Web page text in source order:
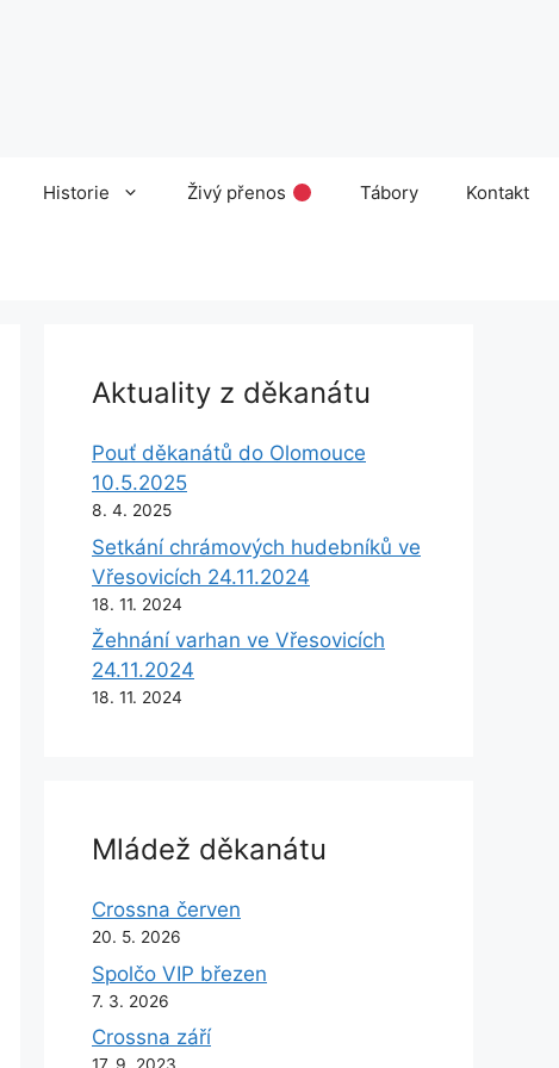
Historie Živý přenos Tábory Kontakt
Aktuality z děkanátu
Pouť děkanátů do Olomouce
10.5.2025
8. 4. 2025
Setkání chrámových hudebníků ve
Vřesovicích 24.11.2024
18. 11. 2024
Žehnání varhan ve Vřesovicích
24.11.2024
18. 11. 2024
Mládež děkanátu
Crossna červen
20. 5. 2026
Spolčo VIP březen
7. 3. 2026
Crossna září